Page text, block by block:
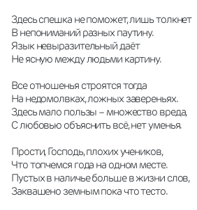
Здесь спешка не поможет, лишь толкнет
В непониманий разных паутину.
Язык невыразительный даёт
Не ясную между людьми картину.
Все отношенья строятся тогда
На недомолвках, ложных завереньях.
Здесь мало пользы – множество вреда,
С любовью объяснить всё, нет уменья.
Прости, Господь, плохих учеников,
Что топчемся года на одном месте.
Пустых в наличье больше в жизни слов,
Заквашено земным пока что тесто.